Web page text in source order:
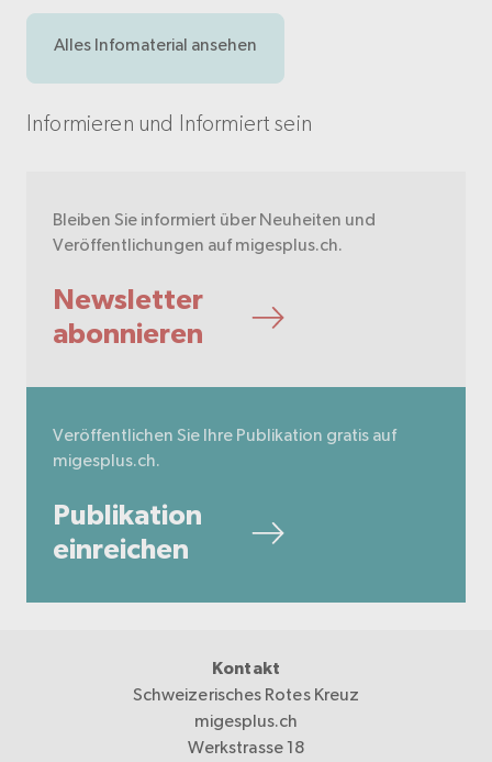
Alles Infomaterial ansehen
Informieren und Informiert sein
Bleiben Sie informiert über Neuheiten und
Veröffentlichungen auf migesplus.ch.
Newsletter
abonnieren
Veröffentlichen Sie Ihre Publikation gratis auf
migesplus.ch.
Publikation
einreichen
Kontakt
Schweizerisches Rotes Kreuz
migesplus.ch
Werkstrasse 18